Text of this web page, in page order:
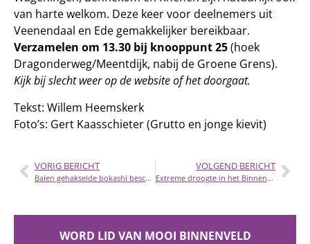
van harte welkom. Deze keer voor deelnemers uit
Veenendaal en Ede gemakkelijker bereikbaar.
Verzamelen om 13.30 bij knooppunt 25(hoek
Dragonderweg/Meentdijk, nabij de Groene Grens).
Kijk bij slecht weer op de website of het doorgaat.
Tekst: Willem Heemskerk
Foto’s: Gert Kaasschieter (Grutto en jonge kievit)
VORIG BERICHT
Balen gehakselde bokashi beschikbaar
VOLGEND BERICHT
Extreme droogte in het Binnenveld!
WORD LID VAN MOOI BINNENVELD